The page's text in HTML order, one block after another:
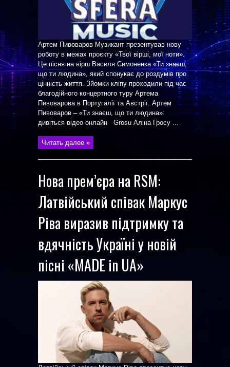
Артем Пивоваров Музикант презентував нову
роботу в межах проєкту «Твої вірші, мої ноти».
Це пісня на вірш Василя Симоненка «Ти знаєш,
що ти людина», який спонукає до роздумів про
цінність життя. Зйомки кліпу проходили під час
благодійного концертного туру Артема
Пивоварова в Португалії та Австрії. Артем
Пивоваров – «Ти знаєш, що ти людина»:
дивіться відео онлайн Grosu Аліна Гросу ...
Читать далее »
Нова прем’єра на RSM:
Латвійський співак Маркус
Ріва виразив підтримку та
вдячність Україні у новій
пісні «MADE in UA»